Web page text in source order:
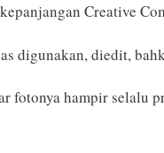
Creative
digunakan, diedit,
fotonya hampir selalu